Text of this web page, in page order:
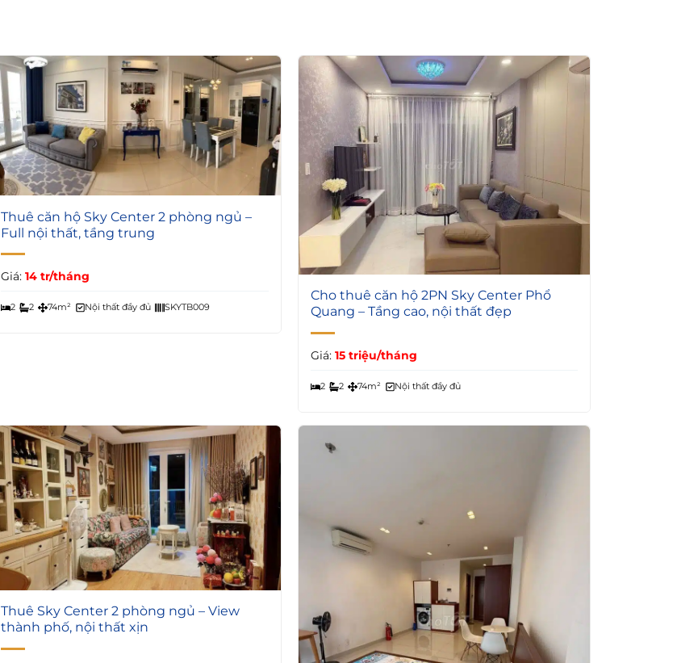
4
Thuê căn hộ Sky Center 2 phòng ngủ –
Full nội thất, tầng trung
Giá:14 tr/tháng
2 2 74m² Nội thất đầy đủ SKYTB009
5
Cho thuê căn hộ 2PN Sky Center Phổ
Quang – Tầng cao, nội thất đẹp
Giá: 15 triệu/tháng
2 2 74m² Nội thất đầy đủ
6
Thuê Sky Center 2 phòng ngủ – View
thành phố, nội thất xịn